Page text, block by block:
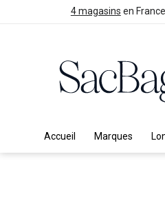
4 magasins en France
Accueil Marques